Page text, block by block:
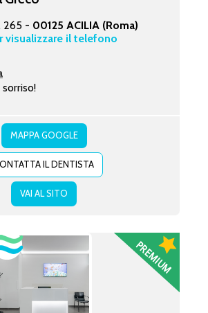
265 - 00125 ACILIA (Roma)
visualizzare il telefono
MAPPA GOOGLE
IL DENTISTA
VAI AL SITO